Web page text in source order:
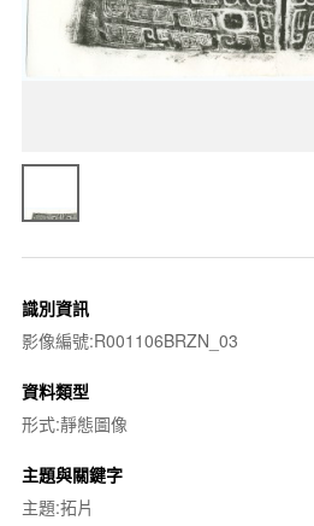
識別資訊
影像編號:R001106BRZN_03
資料類型
形式:靜態圖像
主題與關鍵字
主題:拓片